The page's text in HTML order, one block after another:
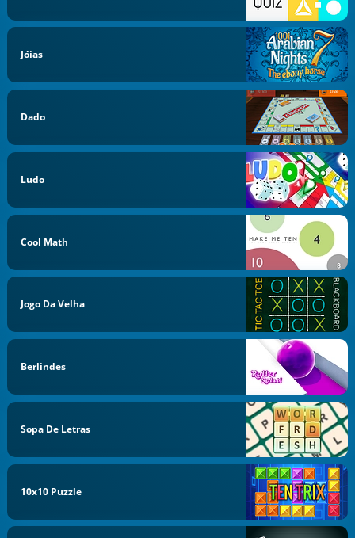
Jóias
Dado
Ludo
Cool Math
Jogo Da Velha
Berlindes
Sopa De Letras
10x10 Puzzle